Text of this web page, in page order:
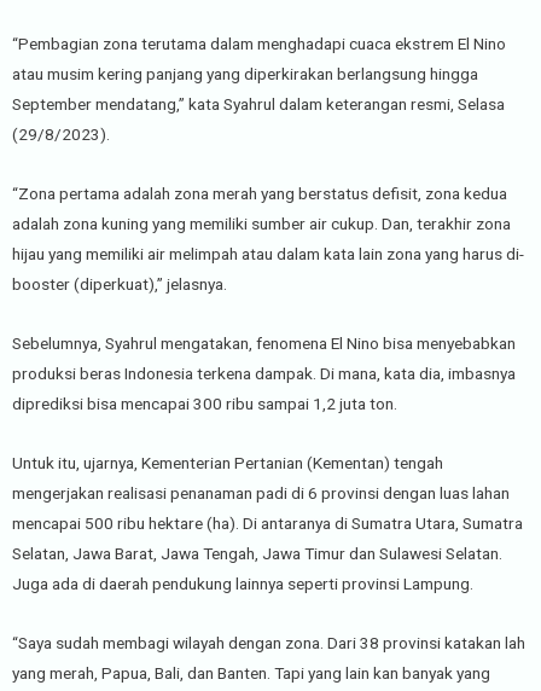
“Pembagian zona terutama dalam menghadapi cuaca ekstrem El Nino
atau musim kering panjang yang diperkirakan berlangsung hingga
September mendatang,” kata Syahrul dalam keterangan resmi, Selasa
(29/8/2023).
“Zona pertama adalah zona merah yang berstatus defisit, zona kedua
adalah zona kuning yang memiliki sumber air cukup. Dan, terakhir zona
hijau yang memiliki air melimpah atau dalam kata lain zona yang harus di-
booster (diperkuat),” jelasnya.
Sebelumnya, Syahrul mengatakan, fenomena El Nino bisa menyebabkan
produksi beras Indonesia terkena dampak. Di mana, kata dia, imbasnya
diprediksi bisa mencapai 300 ribu sampai 1,2 juta ton.
Untuk itu, ujarnya, Kementerian Pertanian (Kementan) tengah
mengerjakan realisasi penanaman padi di 6 provinsi dengan luas lahan
mencapai 500 ribu hektare (ha). Di antaranya di Sumatra Utara, Sumatra
Selatan, Jawa Barat, Jawa Tengah, Jawa Timur dan Sulawesi Selatan.
Juga ada di daerah pendukung lainnya seperti provinsi Lampung.
“Saya sudah membagi wilayah dengan zona. Dari 38 provinsi katakan lah
yang merah, Papua, Bali, dan Banten. Tapi yang lain kan banyak yang